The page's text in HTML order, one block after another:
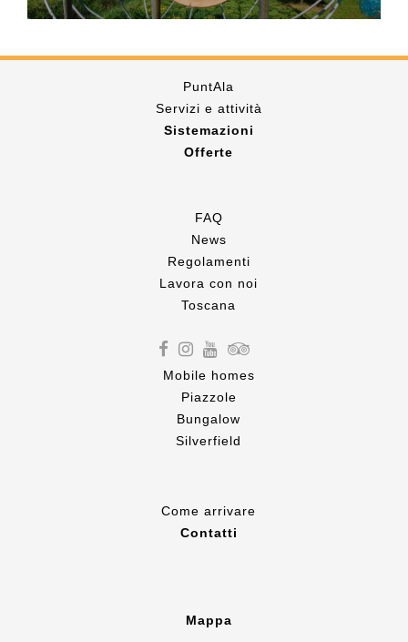
PuntAla
Servizi e attività
Sistemazioni
Offerte
FAQ
News
Regolamenti
Lavora con noi
Toscana
Mobile homes
Piazzole
Bungalow
Silverfield
Come arrivare
Contatti
Mappa